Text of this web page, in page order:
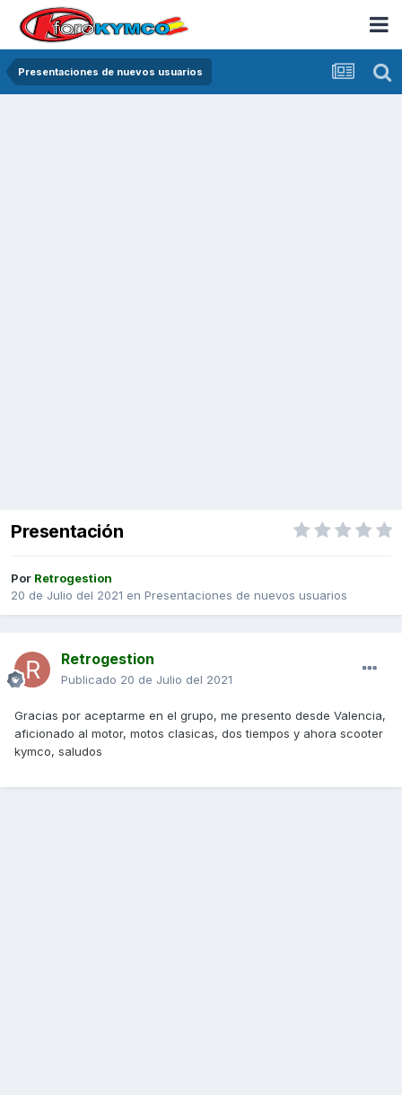
Presentaciones de nuevos usuarios
Presentación
Por Retrogestion
20 de Julio del 2021 en Presentaciones de nuevos usuarios
Retrogestion
Publicado 20 de Julio del 2021
Gracias por aceptarme en el grupo, me presento desde Valencia,
aficionado al motor, motos clasicas, dos tiempos y ahora scooter
kymco, saludos